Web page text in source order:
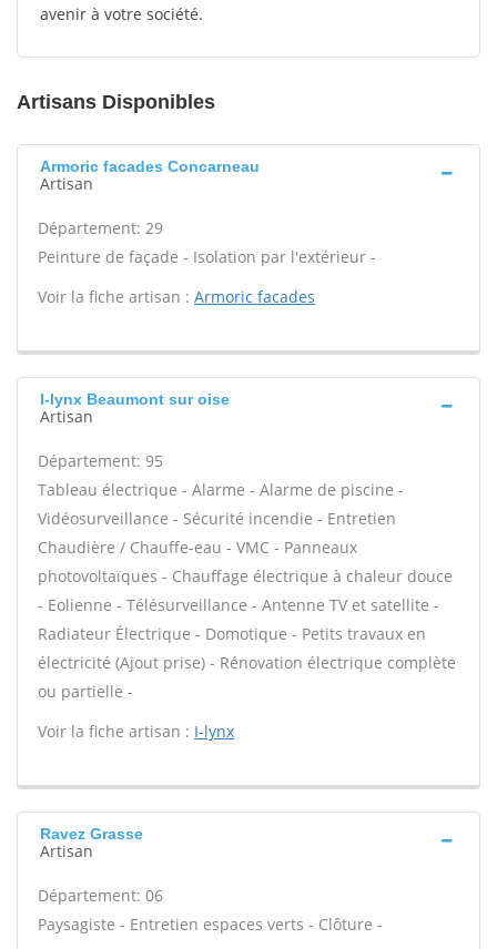
avenir à votre société.
Artisans Disponibles
Armoric facades Concarneau
Artisan
Département: 29
Peinture de façade - Isolation par l'extérieur -
Voir la fiche artisan : Armoric facades
I-lynx Beaumont sur oise
Artisan
Département: 95
Tableau électrique - Alarme - Alarme de piscine -
Vidéosurveillance - Sécurité incendie - Entretien
Chaudière / Chauffe-eau - VMC - Panneaux
photovoltaïques - Chauffage électrique à chaleur douce
- Eolienne - Télésurveillance - Antenne TV et satellite -
Radiateur Électrique - Domotique - Petits travaux en
électricité (Ajout prise) - Rénovation électrique complète
ou partielle -
Voir la fiche artisan : I-lynx
Ravez Grasse
Artisan
Département: 06
Paysagiste - Entretien espaces verts - Clôture -